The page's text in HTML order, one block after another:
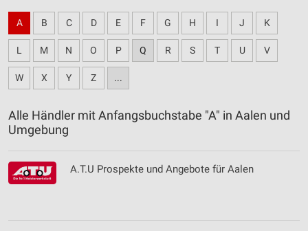
A B C D E F G H I J K
L M N O P Q R S T U V
W X Y Z ...
Alle Händler mit Anfangsbuchstabe "A" in Aalen und
Umgebung
A.T.U Prospekte und Angebote für Aalen